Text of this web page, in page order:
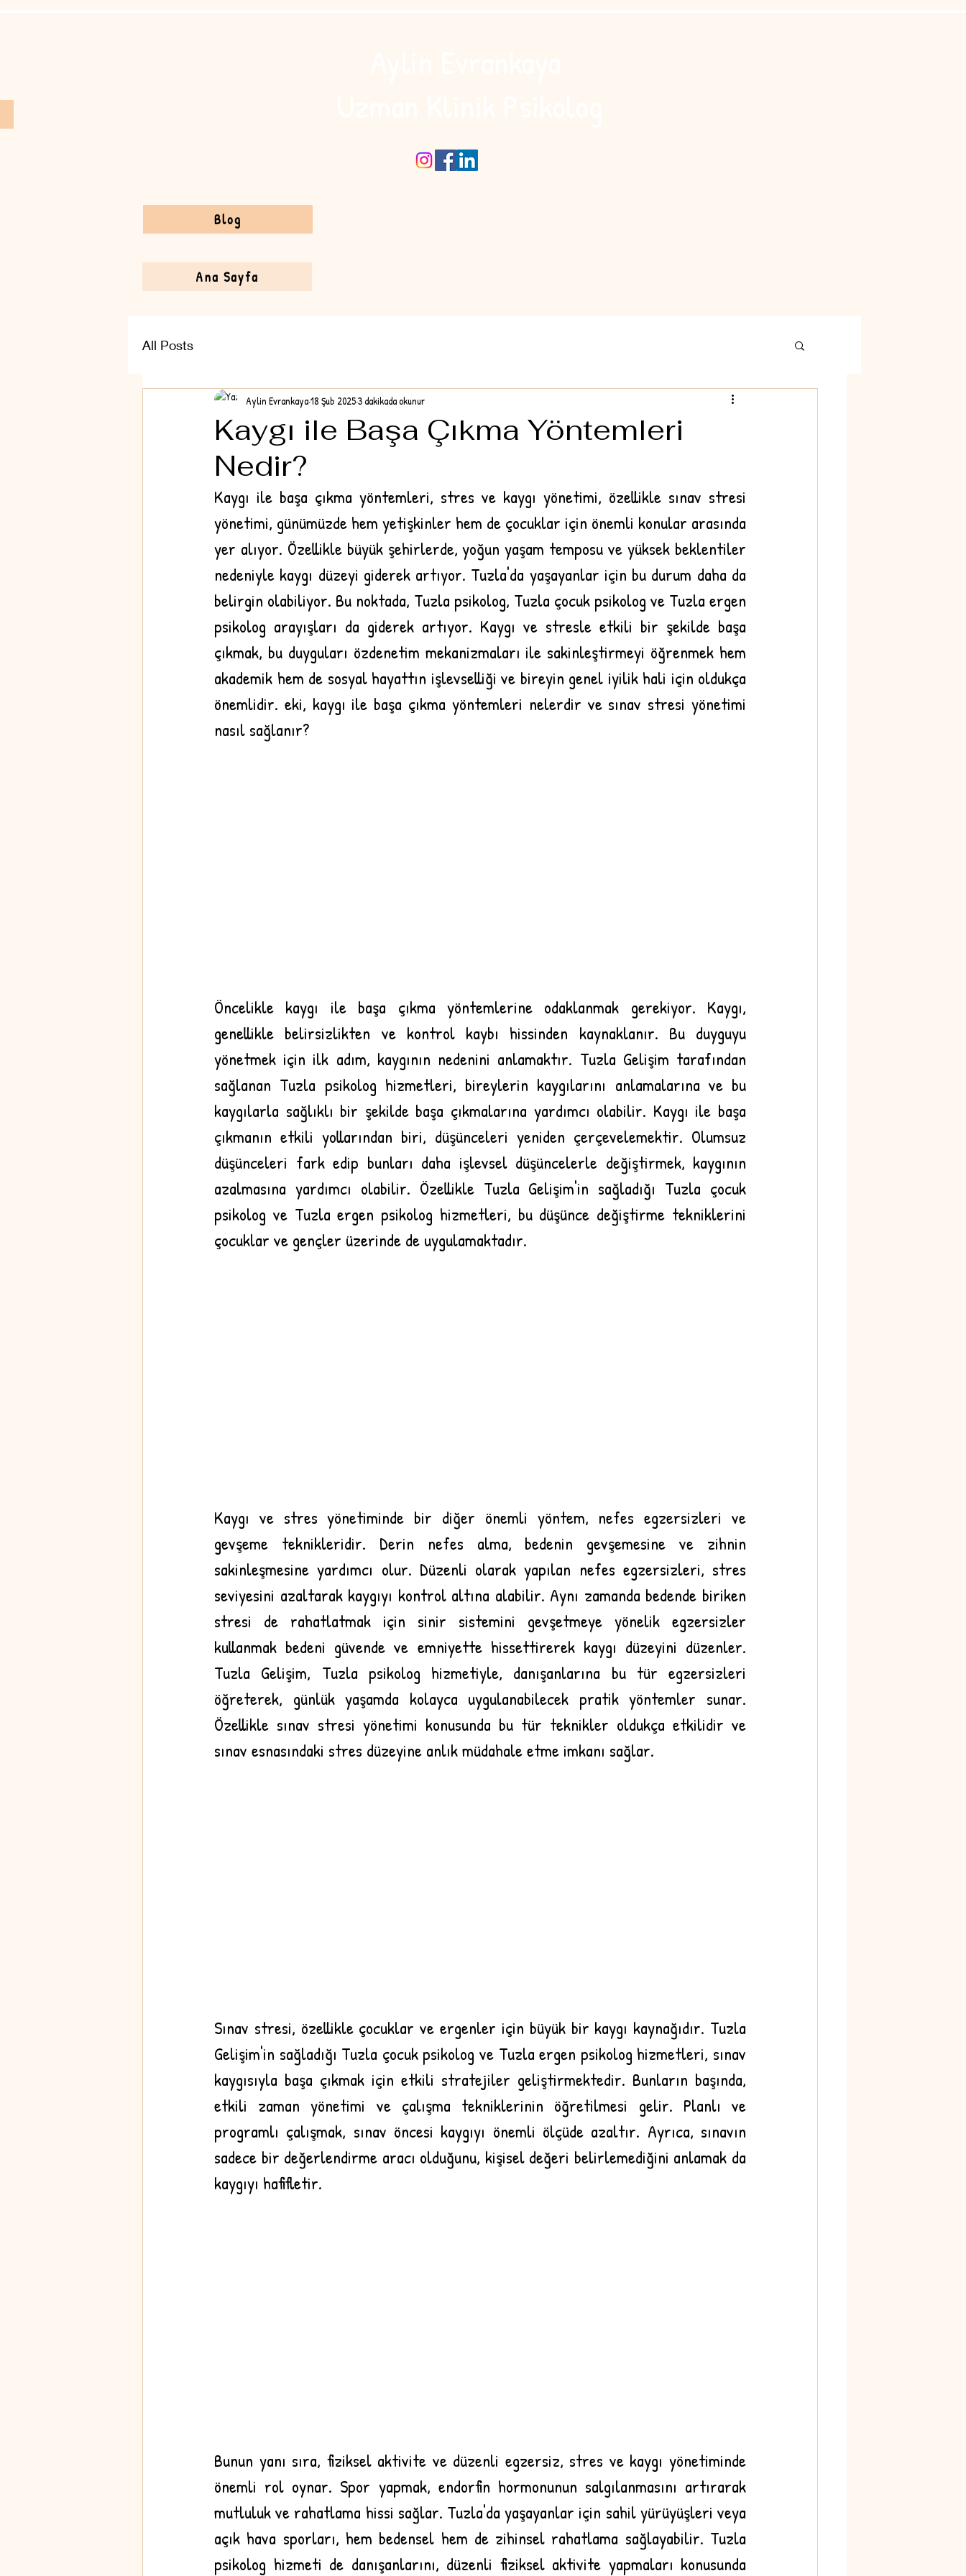
Blog
Ana Sayfa
All Posts
Kaygı ile Başa Çıkma Yöntemleri
Nedir?
Aylin Evrankaya18 Şub 20253 dakikada okunur
Kaygı ile başa çıkma yöntemleri, stres ve kaygı yönetimi, özellikle sınav stresi
yönetimi, günümüzde hem yetişkinler hem de çocuklar için önemli konular arasında
yer alıyor. Özellikle büyük şehirlerde, yoğun yaşam temposu ve yüksek beklentiler
nedeniyle kaygı düzeyi giderek artıyor. Tuzla'da yaşayanlar için bu durum daha da
belirgin olabiliyor. Bu noktada, Tuzla psikolog, Tuzla çocuk psikolog ve Tuzla ergen
psikolog arayışları da giderek artıyor. Kaygı ve stresle etkili bir şekilde başa
çıkmak, bu duyguları özdenetim mekanizmaları ile sakinleştirmeyi öğrenmek hem
akademik hem de sosyal hayattın işlevselliği ve bireyin genel iyilik hali için oldukça
önemlidir. eki, kaygı ile başa çıkma yöntemleri nelerdir ve sınav stresi yönetimi
nasıl sağlanır?
Öncelikle kaygı ile başa çıkma yöntemlerine odaklanmak gerekiyor. Kaygı,
genellikle belirsizlikten ve kontrol kaybı hissinden kaynaklanır. Bu duyguyu
yönetmek için ilk adım, kaygının nedenini anlamaktır. Tuzla Gelişim tarafından
sağlanan Tuzla psikolog hizmetleri, bireylerin kaygılarını anlamalarına ve bu
kaygılarla sağlıklı bir şekilde başa çıkmalarına yardımcı olabilir. Kaygı ile başa
çıkmanın etkili yollarından biri, düşünceleri yeniden çerçevelemektir. Olumsuz
düşünceleri fark edip bunları daha işlevsel düşüncelerle değiştirmek, kaygının
azalmasına yardımcı olabilir. Özellikle Tuzla Gelişim'in sağladığı Tuzla çocuk
psikolog ve Tuzla ergen psikolog hizmetleri, bu düşünce değiştirme tekniklerini
çocuklar ve gençler üzerinde de uygulamaktadır.
Kaygı ve stres yönetiminde bir diğer önemli yöntem, nefes egzersizleri ve
gevşeme teknikleridir. Derin nefes alma, bedenin gevşemesine ve zihnin
sakinleşmesine yardımcı olur. Düzenli olarak yapılan nefes egzersizleri, stres
seviyesini azaltarak kaygıyı kontrol altına alabilir. Aynı zamanda bedende biriken
stresi de rahatlatmak için sinir sistemini gevşetmeye yönelik egzersizler
kullanmak bedeni güvende ve emniyette hissettirerek kaygı düzeyini düzenler.
Tuzla Gelişim, Tuzla psikolog hizmetiyle, danışanlarına bu tür egzersizleri
öğreterek, günlük yaşamda kolayca uygulanabilecek pratik yöntemler sunar.
Özellikle sınav stresi yönetimi konusunda bu tür teknikler oldukça etkilidir ve
sınav esnasındaki stres düzeyine anlık müdahale etme imkanı sağlar.
Sınav stresi, özellikle çocuklar ve ergenler için büyük bir kaygı kaynağıdır. Tuzla
Gelişim'in sağladığı Tuzla çocuk psikolog ve Tuzla ergen psikolog hizmetleri, sınav
kaygısıyla başa çıkmak için etkili stratejiler geliştirmektedir. Bunların başında,
etkili zaman yönetimi ve çalışma tekniklerinin öğretilmesi gelir. Planlı ve
programlı çalışmak, sınav öncesi kaygıyı önemli ölçüde azaltır. Ayrıca, sınavın
sadece bir değerlendirme aracı olduğunu, kişisel değeri belirlemediğini anlamak da
kaygıyı hafifletir.
Bunun yanı sıra, fiziksel aktivite ve düzenli egzersiz, stres ve kaygı yönetiminde
önemli rol oynar. Spor yapmak, endorfin hormonunun salgılanmasını artırarak
mutluluk ve rahatlama hissi sağlar. Tuzla'da yaşayanlar için sahil yürüyüşleri veya
açık hava sporları, hem bedensel hem de zihinsel rahatlama sağlayabilir. Tuzla
psikolog hizmeti de danışanlarını, düzenli fiziksel aktivite yapmaları konusunda